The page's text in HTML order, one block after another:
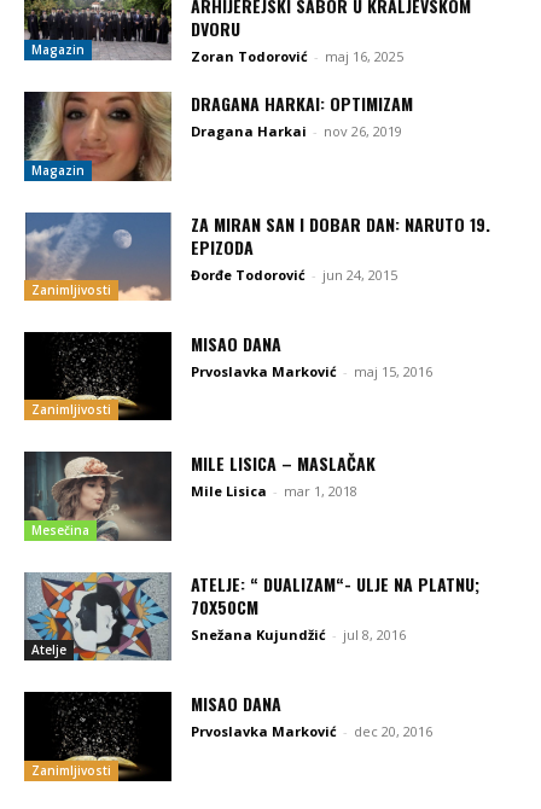
Magazin
ARHIJEREJSKI SABOR U KRALJEVSKOM
DVORU
Zoran Todorović - maj 16, 2025
Magazin
DRAGANA HARKAI: OPTIMIZAM
Dragana Harkai - nov 26, 2019
Zanimljivosti
ZA MIRAN SAN I DOBAR DAN: NARUTO 19.
EPIZODA
Đorđe Todorović - jun 24, 2015
Zanimljivosti
MISAO DANA
Prvoslavka Marković - maj 15, 2016
Mesečina
MILE LISICA – MASLAČAK
Mile Lisica - mar 1, 2018
Atelje
ATELJE: “ DUALIZAM“- ULJE NA PLATNU;
70X50CM
Snežana Kujundžić - jul 8, 2016
Zanimljivosti
MISAO DANA
Prvoslavka Marković - dec 20, 2016